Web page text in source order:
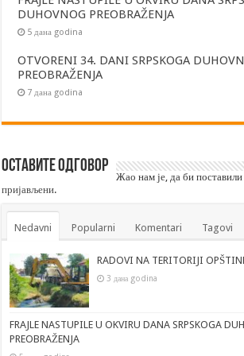
DUHOVNOG PREOBRAŽENJA
5 дана godina
OTVORENI 34. DANI SRPSKOGA
PREOBRAŽENJA
7 дана godina
Оставите одговор
Жао нам је, да би
пријављени.
Nedavni Popularni Komentari Tagovi
RADOVI NA TERITORIJI
3 дана godina
FRAJLE NASTUPILE U OKVIRU DANA SRPSKOGA
PREOBRAŽENJA